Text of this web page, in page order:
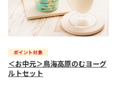
＜お中元＞鳥海高原のむヨーグ
ルトセット